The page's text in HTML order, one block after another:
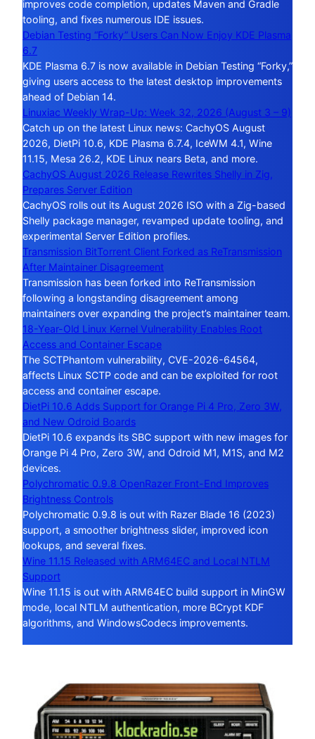
improves code completion, updates Maven and Gradle
tooling, and fixes numerous IDE issues.
Debian Testing “Forky” Users Can Now Enjoy KDE Plasma
6.7
KDE Plasma 6.7 is now available in Debian Testing “Forky,”
giving users access to the latest desktop improvements
ahead of Debian 14.
Linuxiac Weekly Wrap-Up: Week 32, 2026 (August 3 – 9)
Catch up on the latest Linux news: CachyOS August
2026, DietPi 10.6, KDE Plasma 6.7.4, IceWM 4.1, Wine
11.15, Mesa 26.2, KDE Linux nears Beta, and more.
CachyOS August 2026 Release Rewrites Shelly in Zig,
Prepares Server Edition
CachyOS rolls out its August 2026 ISO with a Zig-based
Shelly package manager, revamped update tooling, and
experimental Server Edition profiles.
Transmission BitTorrent Client Forked as ReTransmission
After Maintainer Disagreement
Transmission has been forked into ReTransmission
following a longstanding disagreement among
maintainers over expanding the project’s maintainer team.
18-Year-Old Linux Kernel Vulnerability Enables Root
Access and Container Escape
The SCTPhantom vulnerability, CVE-2026-64564,
affects Linux SCTP code and can be exploited for root
access and container escape.
DietPi 10.6 Adds Support for Orange Pi 4 Pro, Zero 3W,
and New Odroid Boards
DietPi 10.6 expands its SBC support with new images for
Orange Pi 4 Pro, Zero 3W, and Odroid M1, M1S, and M2
devices.
Polychromatic 0.9.8 OpenRazer Front-End Improves
Brightness Controls
Polychromatic 0.9.8 is out with Razer Blade 16 (2023)
support, a smoother brightness slider, improved icon
lookups, and several fixes.
Wine 11.15 Released with ARM64EC and Local NTLM
Support
Wine 11.15 is out with ARM64EC build support in MinGW
mode, local NTLM authentication, more BCrypt KDF
algorithms, and WindowsCodecs improvements.